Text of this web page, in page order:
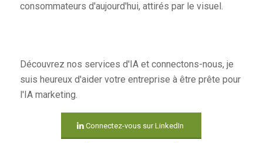
consommateurs d'aujourd'hui, attirés par le visuel.
Découvrez nos services d'IA et connectons-nous, je
suis heureux d'aider votre entreprise à être prête pour
l'IA marketing.
Connectez-vous sur LinkedIn